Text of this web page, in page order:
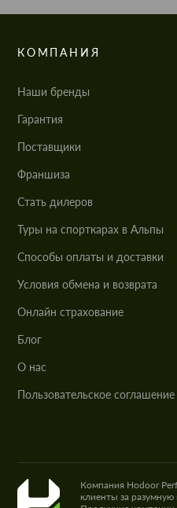
КОМПАНИЯ
Наши бренды
Гарантия
Поставщики
Франшиза
Стать дилеров
Туры на спорткарах в Альпы
Cпособы оплаты и доставки
Условия обмена и возврата
Онлайн страхование
Блог
О нас
Пользовательское соглашение
Компания Hodoor
клиенты за